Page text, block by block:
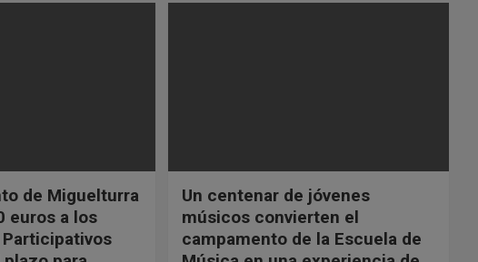
de Miguelturra
euros a los
Un centenar de jóvenes
músicos convierten el
campamento de la Escuela de